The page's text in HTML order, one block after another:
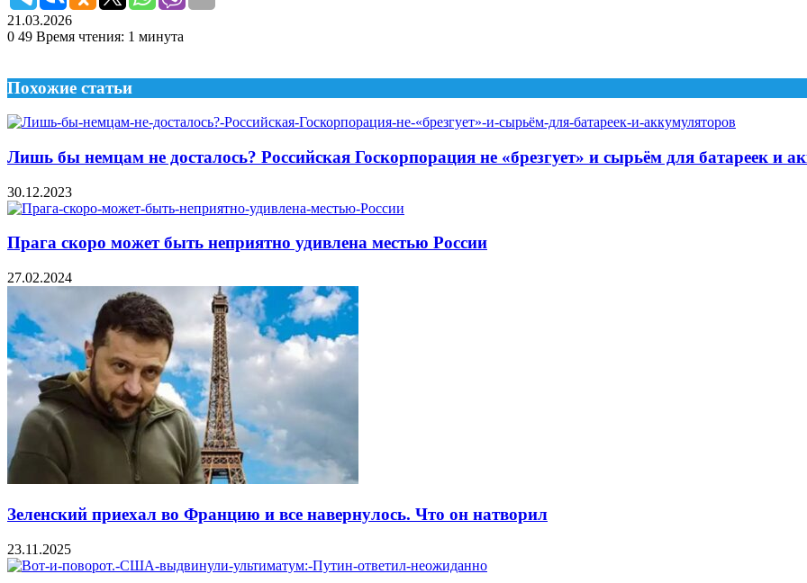
21.03.2026
0 49 Время чтения: 1 минута
Похожие статьи
Лишь бы немцам не досталось? Российская Госкорпорация не «брезгует» и сырьём для батареек и
30.12.2023
Прага скоро может быть неприятно удивлена местью России
27.02.2024
Зеленский приехал во Францию и все навернулось. Что он натворил
23.11.2025